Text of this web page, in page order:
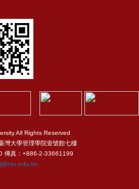
All Rights Reserved
灣大學管理學院壹號館七樓
傳真：+886-2-33661199